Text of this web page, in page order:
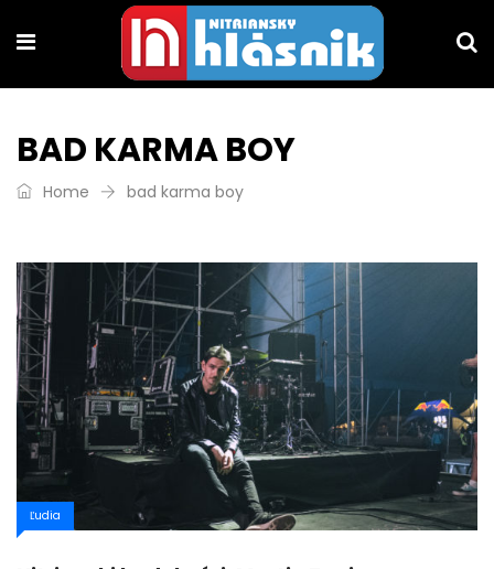
BAD KARMA BOY
Home bad karma boy
Ľudia